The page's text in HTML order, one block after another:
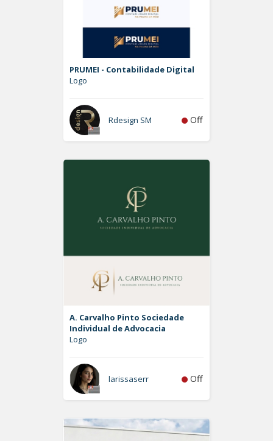
PRUMEI - Contabilidade Digital
Logo
Rdesign SM Off
A. Carvalho Pinto Sociedade
Individual de Advocacia
Logo
larissaserr Off